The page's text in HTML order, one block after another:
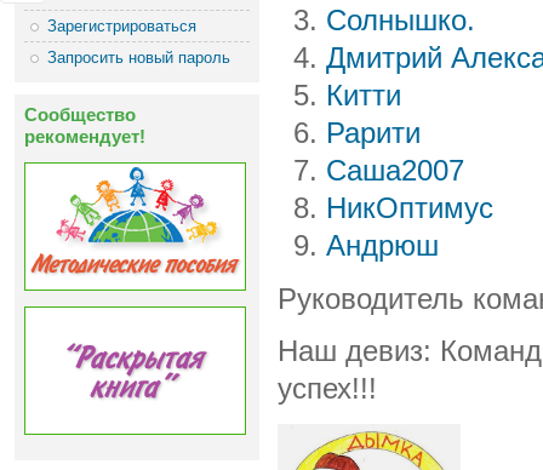
Зарегистрироваться
Запросить новый пароль
Сообщество
рекомендует!
Солнышко.
Дмитрий
Китти
Рарити
Саша2007
НикОптимус
Андрюш
Руководитель
Наш девиз:
успех!!!